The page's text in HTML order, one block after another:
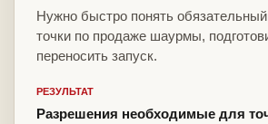
Нужно быстро понять
точки по продаже шаурмы,
переносить запуск.
РЕЗУЛЬТАТ
Разрешения необходимые для